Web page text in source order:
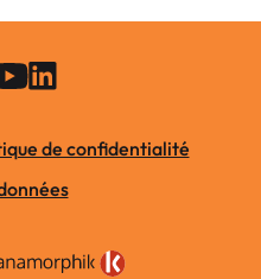
de confidentialité